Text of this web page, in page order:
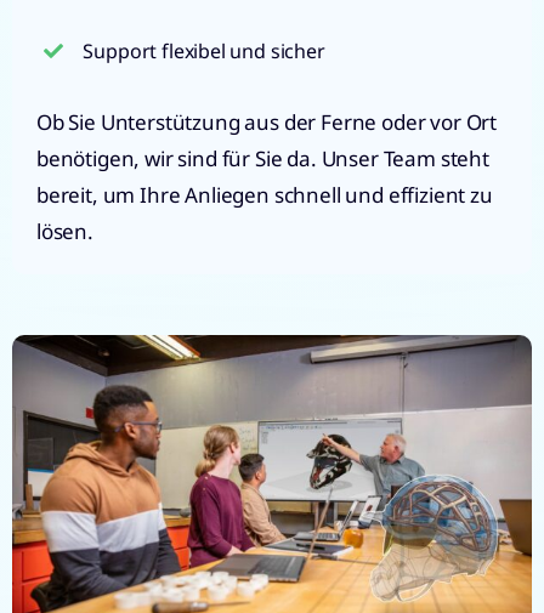
Support flexibel und sicher
Ob Sie Unterstützung aus der Ferne oder vor Ort
benötigen, wir sind für Sie da. Unser Team steht
bereit, um Ihre Anliegen schnell und effizient zu
lösen.